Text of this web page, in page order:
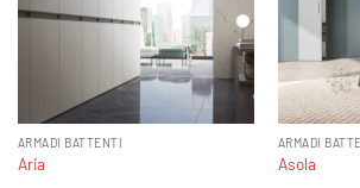
ARMADI BATTENTI
Aria
ARMADI
Asola